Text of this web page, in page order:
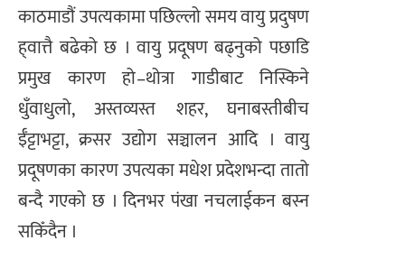
काठमाडौं उपत्यकामा पछिल्लो समय वायु प्रदुषण
ह्‌वात्तै बढेको छ । वायु प्रदूषण बढ्नुको पछाडि
प्रमुख कारण हो–थोत्रा गाडीबाट निस्किने
धुँवाधुलो, अस्तव्यस्त शहर, घनाबस्तीबीच
ईँट्टाभट्टा, क्रसर उद्योग सञ्चालन आदि । वायु
प्रदूषणका कारण उपत्यका मधेश प्रदेशभन्दा तातो
बन्दै गएको छ । दिनभर पंखा नचलाईकन बस्न
सकिँदैन ।